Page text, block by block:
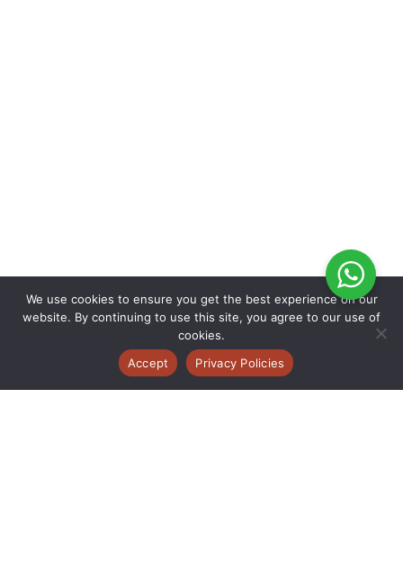
We use cookies to ensure you get the best experience on our
website. By continuing to use this site, you agree to our use of
cookies.
Accept
Privacy Policies